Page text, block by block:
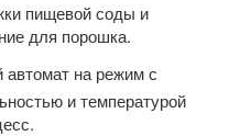
пищевой соды и
для порошка.
на режим с
и температурой